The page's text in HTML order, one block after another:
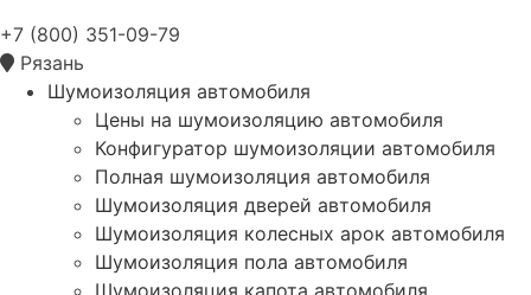
+7 (800) 351-09-79
Рязань
Шумоизоляция автомобиля
Цены на шумоизоляцию автомобиля
Конфигуратор шумоизоляции автомобиля
Полная шумоизоляция автомобиля
Шумоизоляция дверей автомобиля
Шумоизоляция колесных арок автомобиля
Шумоизоляция пола автомобиля
Шумоизоляция капота автомобиля